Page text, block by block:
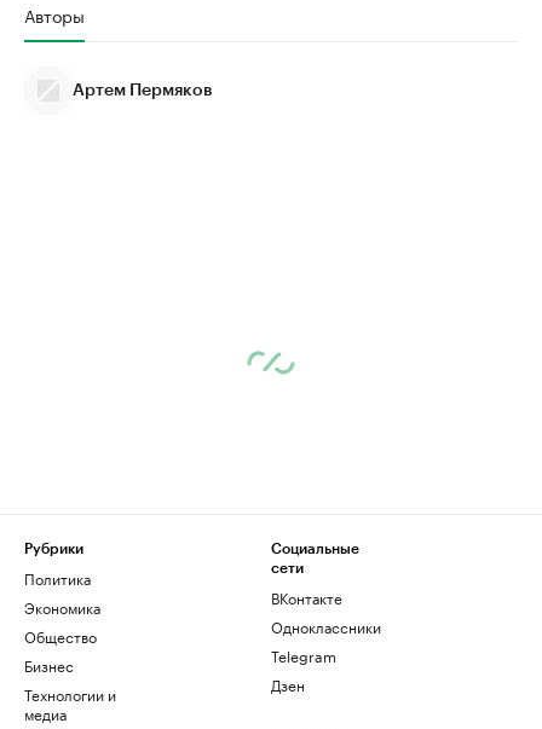
Авторы
Артем Пермяков
Рубрики
Политика
Экономика
Общество
Бизнес
Технологии и
медиа
Социальные
сети
ВКонтакте
Одноклассники
Telegram
Дзен